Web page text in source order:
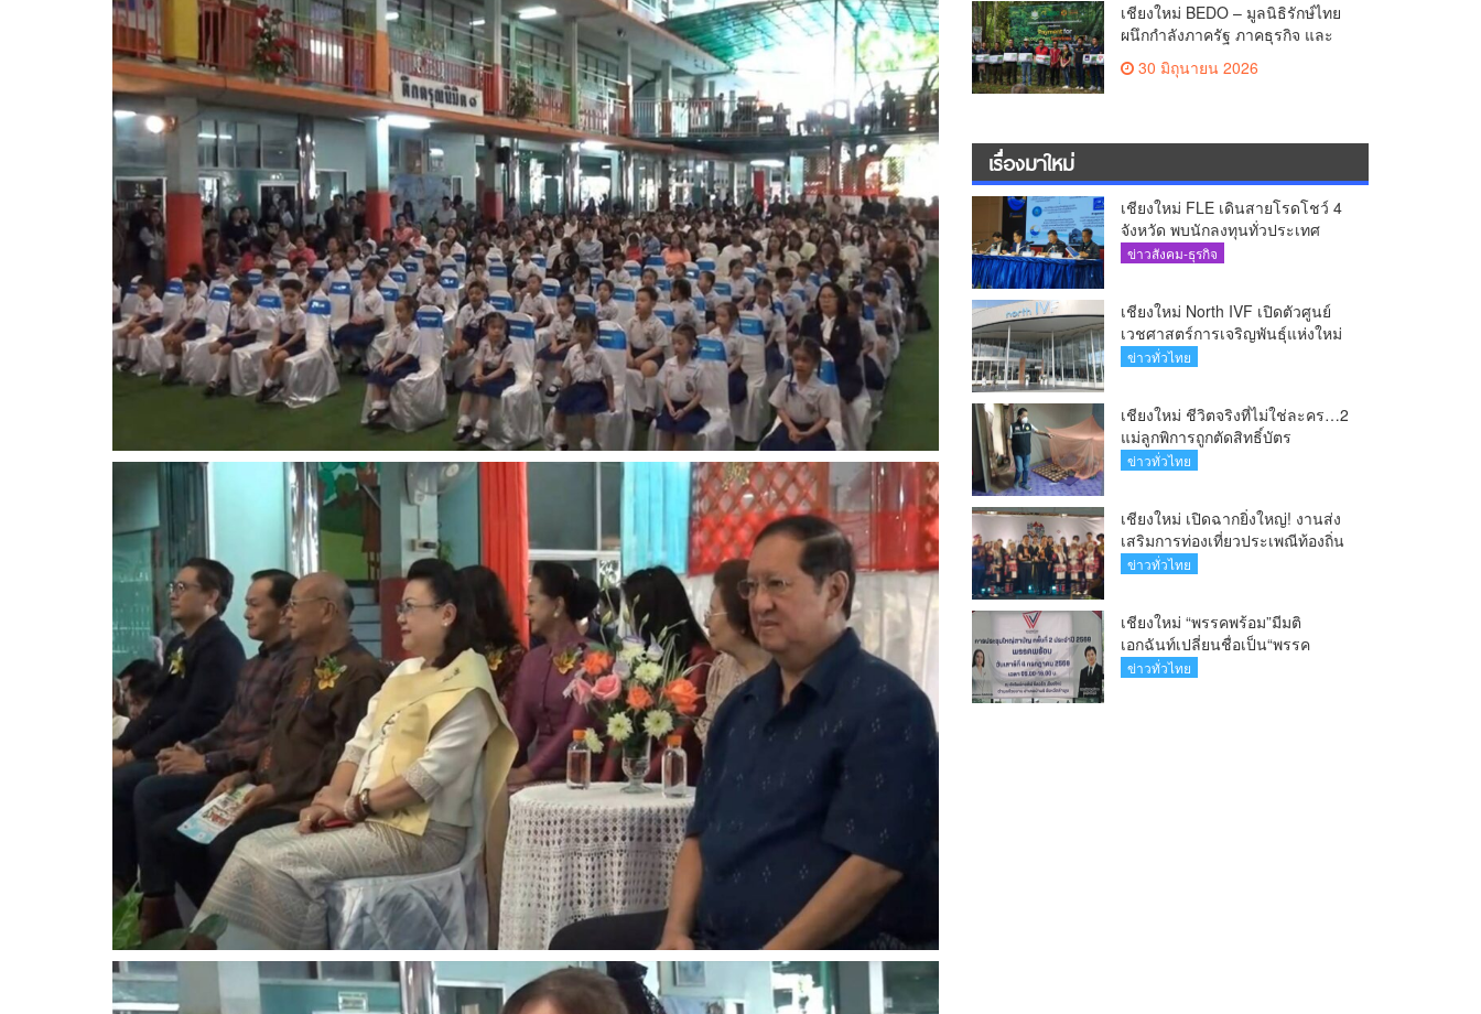
เชียงใหม่ BEDO – มูลนิธิรักษ์ไทย
ผนึกกำลังภาครัฐ ภาคธุรกิจ และ
ชุมชน เปิดเวที “Nature Positive”
เสริมพลังชุมชนผู้พิทักษ์ป่าต้นน้ำ
30 มิถุนายน 2026
เรื่องมาใหม่
เชียงใหม่ FLE เดินสายโรดโชว์ 4
จังหวัด พบนักลงทุนทั่วประเทศ
ตอกย้ำศักยภาพผู้นำธุรกิจระบบน้ำ
ข่าวสังคม-ธุรกิจ
เชียงใหม่ North IVF เปิดตัวศูนย์
เวชศาสตร์การเจริญพันธุ์แห่งใหม่
ยกระดับเชียงใหม่สู่ ศูนย์กลางการ
ข่าวทั่วไทย
เชียงใหม่ ชีวิตจริงที่ไม่ใช่ละคร…2
แม่ลูกพิการถูกตัดสิทธิ์บัตร
สวัสดิการฯ วอนรัฐทบทวนเกณฑ์
ข่าวทั่วไทย
เชียงใหม่ เปิดฉากยิ่งใหญ่! งานส่ง
เสริมการท่องเที่ยวประเพณีท้องถิ่น
วิถีชาติพันธุ์ล้านนา(คลิป)
ข่าวทั่วไทย
เชียงใหม่ “พรรคพร้อม”มีมติ
เอกฉันท์เปลี่ยนชื่อเป็น“พรรค
ศรัทธา”ดึง“มาร์ค พิตบูล”นำทัพ
ข่าวทั่วไทย